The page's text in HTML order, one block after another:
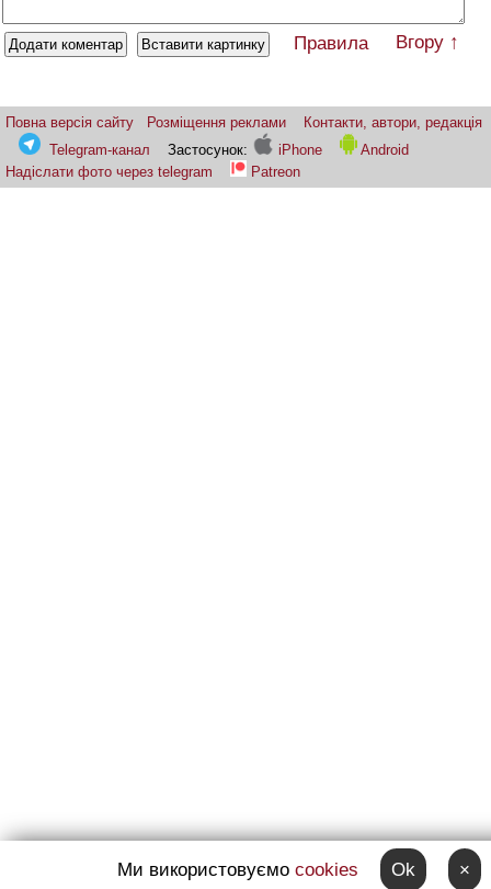
Правила Вгору ↑
Повна версія сайту Розміщення реклами
Контакти, автори, редакція
Telegram-канал
Застосунок: iPhone
Android
Надіслати фото через telegram
Patreon
Ми використовуємо cookies Ok ×